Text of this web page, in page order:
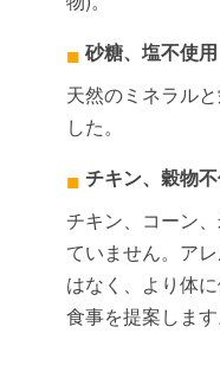
砂糖、塩不使用
天然のミネラル
した。
チキン、穀物
チキン、コーン
ていません。ア
はなく、より体
食事を提案します